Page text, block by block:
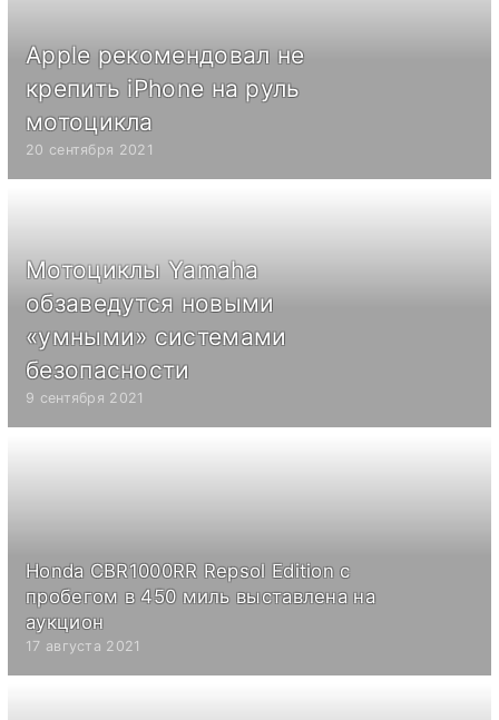
Apple рекомендовал не
крепить iPhone на руль
мотоцикла
20 сентября 2021
Мотоциклы Yamaha
обзаведутся новыми
«умными» системами
безопасности
9 сентября 2021
Honda CBR1000RR Repsol Edition с
пробегом в 450 миль выставлена на
аукцион
17 августа 2021